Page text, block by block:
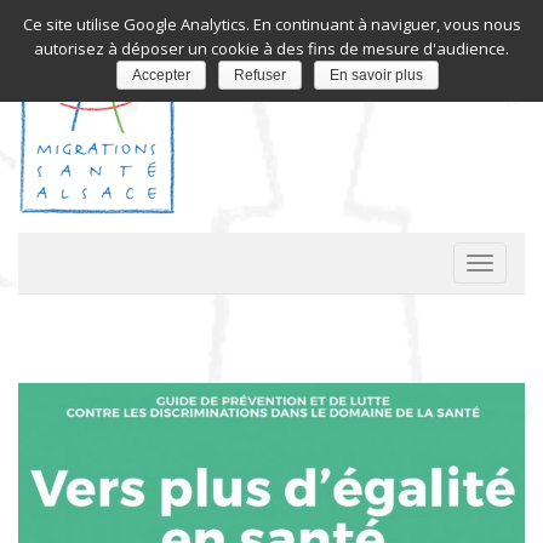
A
c
v
e
d
Ce site utilise Google Analytics. En continuant à naviguer, vous nous
autorisez à déposer un cookie à des fins de mesure d'audience.
Accepter Refuser En savoir plus